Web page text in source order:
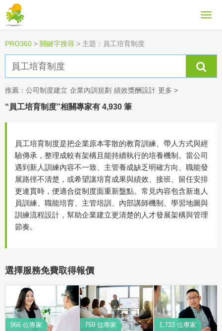
PRO360 > 關鍵字搜尋 > 主題：員工培育制度
推薦： 公司制度建立 企業內訓規劃 績效獎酬設計 更多 >
“員工培育制度”相關專家有 4,930 筆
員工培育制度是把企業原本零散的教育訓練、帶人方式與經
驗傳承，整理成較有架構且能持續執行的培養機制。當公司
遇到新人訓練內容不一致、主管養成缺乏明確方向、職能發
展路徑不清楚，或希望讓培育成果與績效、接班、留任安排
更連貫時，便適合從制度面重新盤點。常見內容包含新進人
員訓練、職能培育、主管培訓、內部講師機制、學習地圖與
訓練流程設計，幫助企業建立更清楚的人才發展架構與管理
節奏。
選擇服務免費取得報價
966 位專家 759 位專家 1,733 位專家